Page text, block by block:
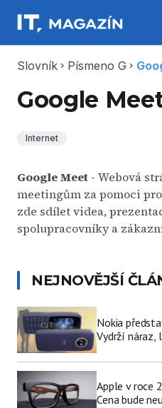
Slovník chevron_right Písmeno G chevron_right
Google
Internet
Google Meet - Webová
meetingům za pomoci
zde sdílet videa,
spolupracovníky a
NEJNOVĚJŠÍ
Nokia
Vydrží náraz,
Apple v roce
Cena bude